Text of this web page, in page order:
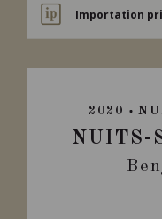
Importation
2020
NUITS-